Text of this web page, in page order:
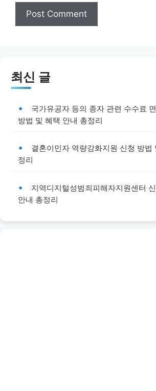
최신 글
국가유공자 등의 종자 관련 수수료
방법 및 혜택 안내 총정리
결혼이민자 역량강화지원 신청 방법
정리
지역디지털성범죄피해자지원센터
안내 총정리